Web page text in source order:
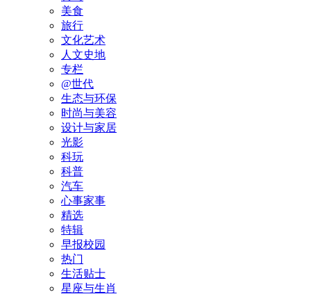
美食
旅行
文化艺术
人文史地
专栏
@世代
生态与环保
时尚与美容
设计与家居
光影
科玩
科普
汽车
心事家事
精选
特辑
早报校园
热门
生活贴士
星座与生肖